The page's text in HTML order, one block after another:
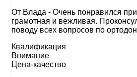
От Влада - Очень понравился
грамотная и вежливая.
поводу всех вопросов по
Квалификация
Внимание
Цена-качество